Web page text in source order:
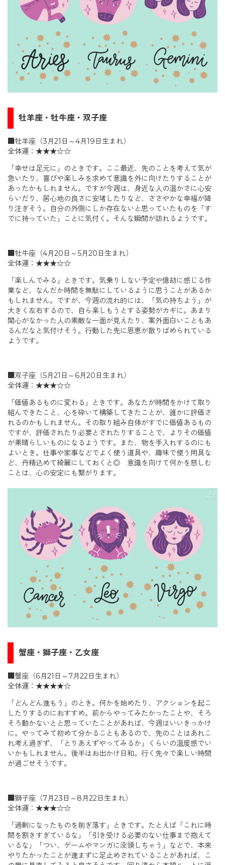
牡羊座・牡牛座・双子座
■牡羊座（3月21日～4月19日生まれ）
全体運：★★★☆☆
「幸せは足元に」のときです。ここ最近、先のことを考えて気が
急いたり、喜びや楽しみを求めて意識を外に向けたりすることが
あったかもしれません。ですが今週は、身近な人の温かさに心安
らいだり、居心地の良さに安堵したりなど、ささやかな幸福が降
り注ぎそう。自分の外側にしか存在ないと思っていたものを「す
でに持っていた」ことに気付く。そんな瞬間が訪れるようです。
■牡牛座（4月20日～5月20日生まれ）
全体運：★★★☆☆
「楽しんでみる」ときです。気乗りしない予定や億劫に感じる作
業など、なんだか時間を無駄にしているように思うことがあるか
もしれません。ですが、今週の流れ的には、「気の持ちよう」が
大きく左右するので、自ら楽しもうとする姿勢がカギに。あまり
関心がなかった人の素敵な一面が見えたり、案外面白いこともあ
るんだなと気付けそう。行動した先に恩恵が散りばめられている
ようです。
■双子座（5月21日～6月20日生まれ）
全体運：★★★☆☆
「価値あるものに変わる」ときです。あなたが時間をかけて取り
組んできたこと、心を砕いて構築してきたことが、誰かに評価さ
れるのかもしれません。その取り組み自体がすでに価値あるもの
ですが、評価されたり必要とされたりすることで、よりその価値
が素晴らしいものになるようです。また、物を手入れするのにも
よいとき。仕事や家事などでよく使う道具や、趣味で使う用具な
ど、丹精込めて綺麗にしておくと◎ 意識を向けて何かを慈しむ
ことは、心の安定にも繋がります。
蟹座・獅子座・乙女座
■蟹座（6月21日～7月22日生まれ）
全体運：★★★★☆
「どんどん進もう」のとき。何かを始めたり、アクションを起こ
したりするのにおすすめ。前からやってみたかったことや、そろ
そろ動かないとと思っていたことがあれば、今週はいいきっかけ
に。やってみて初めて分かることもあるので、先のことはあれこ
れ考え過ぎず、「とりあえずやってみるか」くらいの温度感でい
いかもしれません。後半はお出かけ日和。行く先々で楽しい時間
が過ごせそうです。
■獅子座（7月23日～8月22日生まれ）
全体運：★★★☆☆
「過剰になったものを削ぎ落す」ときです。たとえば「これに時
間を割きすぎているな」「引き受ける必要のない仕事まで抱えて
いるな」「つい、ゲームやマンガに没頭しちゃう」などで、本来
やりたかったことが進まずに足止めされていることがあれば、こ